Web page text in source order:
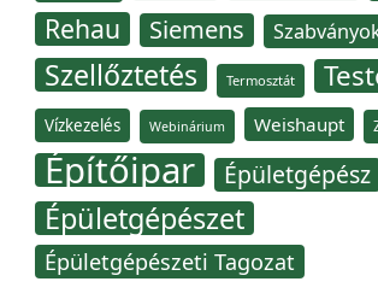
Rehau Siemens
Szellőztetés Termosztát
Vízkezelés Webinárium Weishaupt
Építőipar Épületgépész
Épületgépészet
Épületgépészeti Tagozat